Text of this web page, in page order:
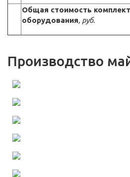
Общая стоимость
оборудования, руб.
Производство